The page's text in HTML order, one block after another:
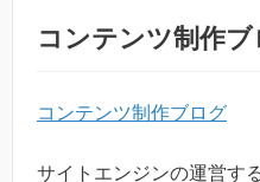
コンテンツ制作
コンテンツ制作ブログ
サイトエンジンの運営す